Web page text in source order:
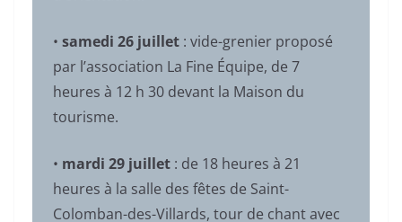
• samedi 26 juillet: vide-grenier proposé
par l’association La Fine Équipe, de 7
heures à 12 h 30 devant la Maison du
tourisme.
• mardi 29 juillet: de 18 heures à 21
heures à la salle des fêtes de Saint-
Colomban-des-Villards, tour de chant avec